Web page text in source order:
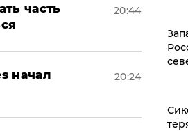
часть
20:44
начал
20:24